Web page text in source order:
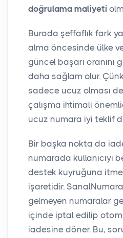
doğrulama maliyeti
Burada şeffaflık fark
alma öncesinde ülke
güncel başarı oranını
daha sağlam olur.
sadece ucuz olması
çalışma ihtimali
ucuz numara iyi teklif
Bir başka nokta da
numarada kullanıcıyı
destek kuyruğuna
işaretidir.
gelmeyen numaralar
içinde iptal edilip
iadesine döner. Bu,